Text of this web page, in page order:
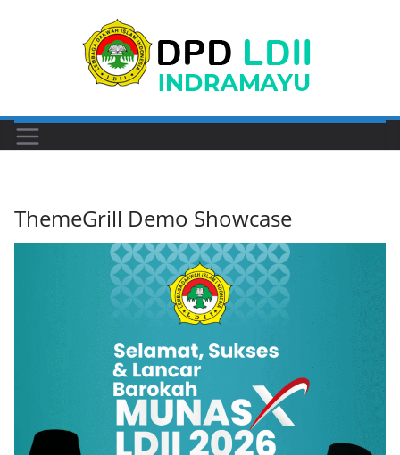
ThemeGrill Demo Showcase